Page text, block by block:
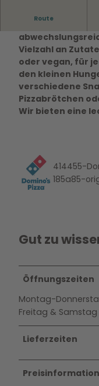
Route
Vielzahl an
oder vegan, für
den kleinen
verschiedene
Pizzabrötchen
Wir bieten eine
414455-
185a85-
Gut zu
Öffnungszeiten
Montag-
Freitag & Samstag
Lieferzeiten